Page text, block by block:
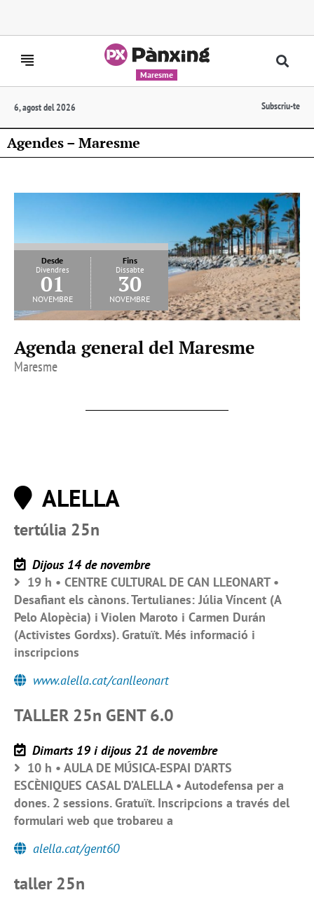
Maresme
6, agost del 2026 Subscriu-te
Agendes – Maresme
Desde
Divendres
01
novembre
Fins
Dissabte
30
novembre
Agenda general del Maresme
Maresme
ALELLA
tertúlia 25n
Dijous 14 de novembre
19 h • CENTRE CULTURAL DE CAN LLEONART •
Desafiant els cànons. Tertulianes: Júlia Víncent (A
Pelo Alopècia) i Violen Maroto i Carmen Durán
(Activistes Gordxs). Gratuït. Més informació i
inscripcions
www.alella.cat/canlleonart
TALLER 25n GENT 6.0
Dimarts 19 i dijous 21 de novembre
10 h • AULA DE MÚSICA-ESPAI D’ARTS
ESCÈNIQUES CASAL D’ALELLA • Autodefensa per a
dones. 2 sessions. Gratuït. Inscripcions a través del
formulari web que trobareu a
alella.cat/gent60
taller 25n